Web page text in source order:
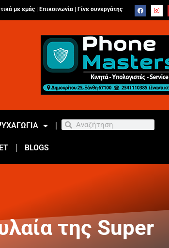
με εμάς | Επικοινωνία Γίνε συνεργάτης
BLOGS
της Super